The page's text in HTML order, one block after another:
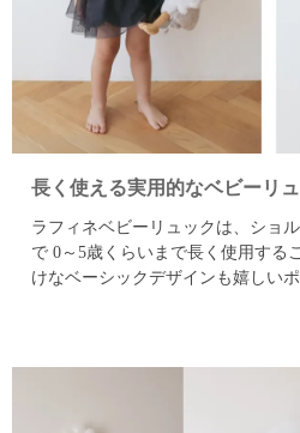
長く使える実用的なベビーリ
ラフィネベビーリュックは、ショ
で 0～5歳くらいまで長く使用する
けなベーシックデザインも嬉しいポ